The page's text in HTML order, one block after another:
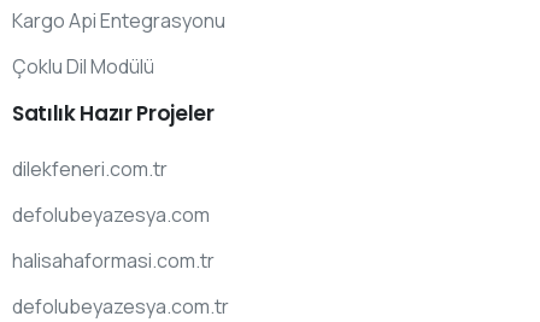
Kargo Api Entegrasyonu
Çoklu Dil Modülü
SatılıkHazırProjeler
dilekfeneri.com.tr
defolubeyazesya.com
halisahaformasi.com.tr
defolubeyazesya.com.tr